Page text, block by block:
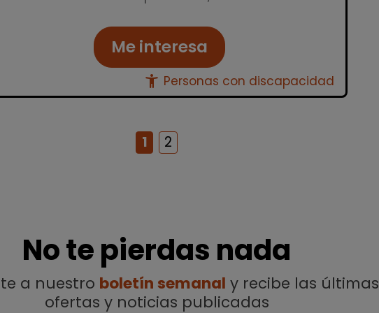
Me interesa
accessibility_new Personas con discapacidad
1 2
No te pierdas nada
a nuestro boletín semanal y recibe las últimas
ofertas y noticias publicadas